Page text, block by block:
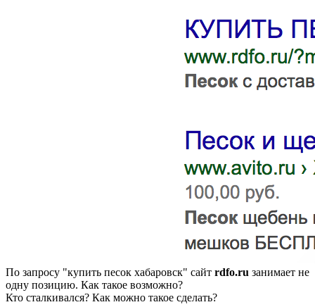
По запросу "купить песок хабаровск" сайт rdfo.ru занимает не
одну позицию. Как такое возможно?
Кто сталкивался? Как можно такое сделать?